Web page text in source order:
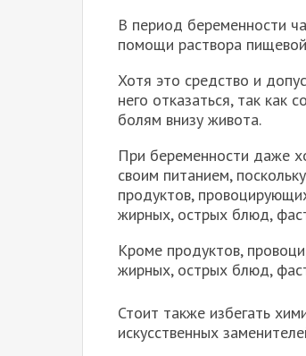
В период беременности
помощи раствора
Хотя это средство и
него отказаться, так как
болям внизу живота.
При беременности даже
своим питанием,
продуктов,
жирных, острых блюд,
Кроме продуктов,
жирных, острых блюд,
Стоит также избегать
искусственных